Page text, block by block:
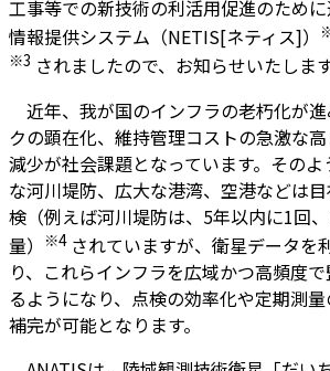
工事等での新技術の利活用促進のため
情報提供システム（NETIS[ネティス]）
※3 されましたので、お知らせいたします
近年、我が国のインフラの老朽化が
クの顕在化、維持管理コストの急激な
減少が社会課題となっています。その
な河川堤防、広大な港湾、空港などは
検（例えば河川堤防は、5年以内に1回
量）
※4されていますが、衛星データを
り、これらインフラを広域かつ高頻度
るようになり、点検の効率化や定期測
補完が可能となります。